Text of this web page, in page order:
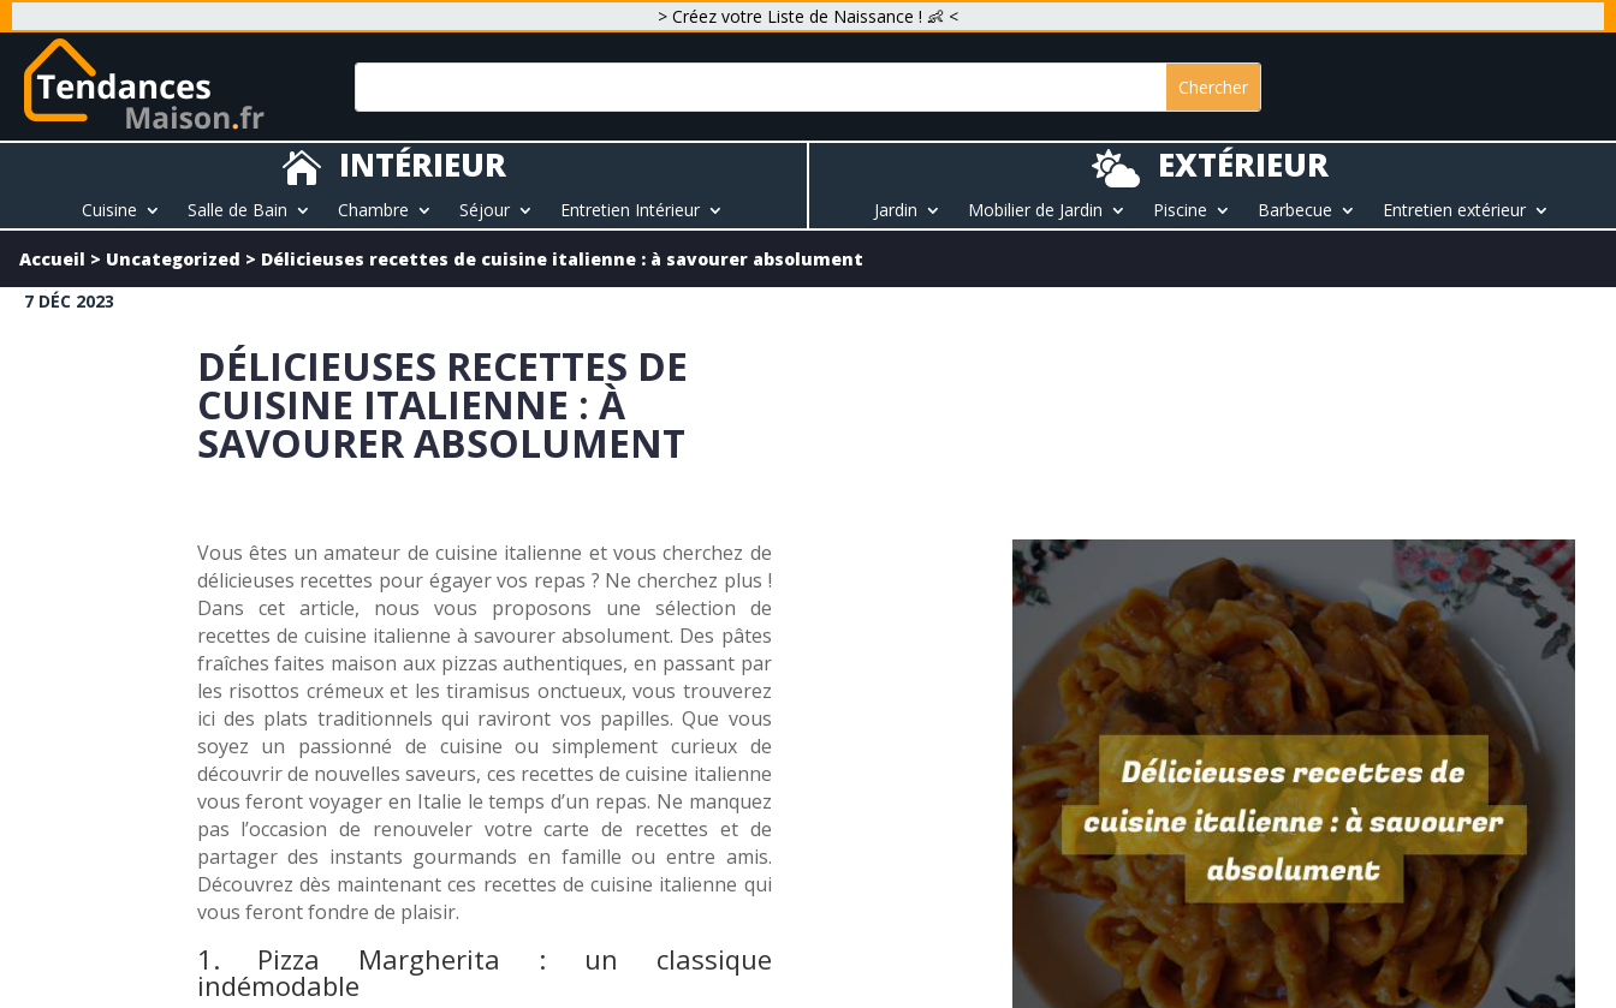
> Créez votre Liste de Naissance ! 👶 <
 INTÉRIEUR
Cuisine Salle de Bain Chambre Séjour Entretien Intérieur
 EXTÉRIEUR
Jardin Mobilier de Jardin Piscine Barbecue Entretien extérieur
Accueil > Uncategorized > Délicieuses recettes de cuisine italienne : à savourer absolument
7 DÉC 2023
DÉLICIEUSES RECETTES DE
CUISINE ITALIENNE : À
SAVOURER ABSOLUMENT
Vous êtes un amateur de cuisine italienne et vous cherchez de
délicieuses recettes pour égayer vos repas ? Ne cherchez plus !
Dans cet article, nous vous proposons une sélection de
recettes de cuisine italienne à savourer absolument. Des pâtes
fraîches faites maison aux pizzas authentiques, en passant par
les risottos crémeux et les tiramisus onctueux, vous trouverez
ici des plats traditionnels qui raviront vos papilles. Que vous
soyez un passionné de cuisine ou simplement curieux de
découvrir de nouvelles saveurs, ces recettes de cuisine italienne
vous feront voyager en Italie le temps d’un repas. Ne manquez
pas l’occasion de renouveler votre carte de recettes et de
partager des instants gourmands en famille ou entre amis.
Découvrez dès maintenant ces recettes de cuisine italienne qui
vous feront fondre de plaisir.
1. Pizza Margherita : un classique
indémodable